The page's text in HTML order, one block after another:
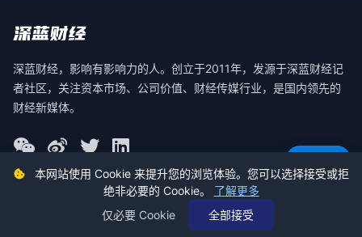
深蓝财经，影响有影响力的人。创立于2011年，发源于深蓝财经记
者社区，关注资本市场、公司价值、财经传媒行业，是国内领先的
财经新媒体。
© 2026 深蓝财经 版权所有
蜀ICP备19030140号-2
本网站使用 Cookie 来提升您的浏览体验。您可以选择接受或拒
绝非必要的 Cookie。 了解更多
仅必要 Cookie
全部接受